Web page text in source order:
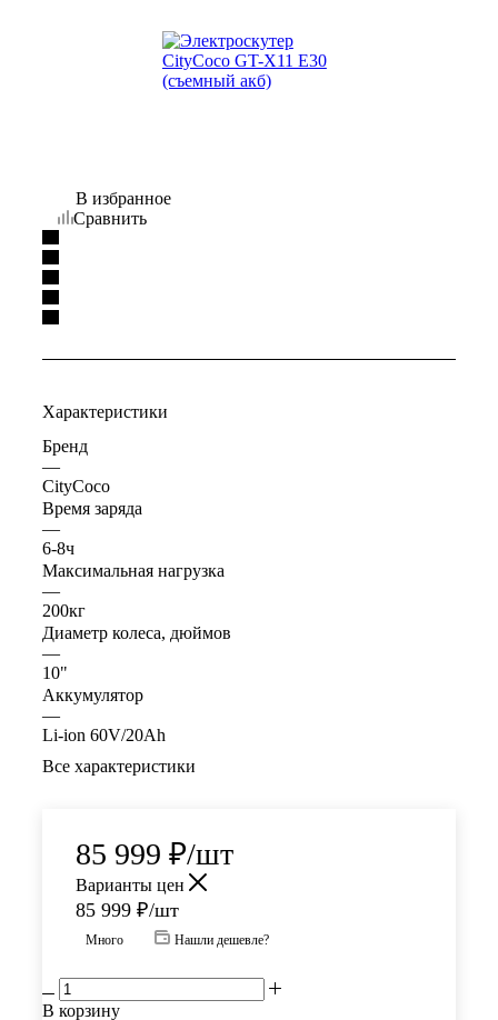
В избранное
Сравнить
Характеристики
Бренд
—
CityCoco
Время заряда
—
6-8ч
Максимальная нагрузка
—
200кг
Диаметр колеса, дюймов
—
10"
Аккумулятор
—
Li-ion 60V/20Ah
Все характеристики
85 999 ₽/шт
Варианты цен
85 999 ₽/шт
Много Нашли дешевле?
В корзину